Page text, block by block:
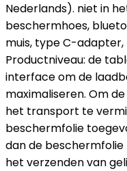
Nederlands). niet in
beschermhoes,
muis, type C-
Productniveau: de
interface om de
maximaliseren. Om
het transport te
beschermfolie
dan de
het verzenden van